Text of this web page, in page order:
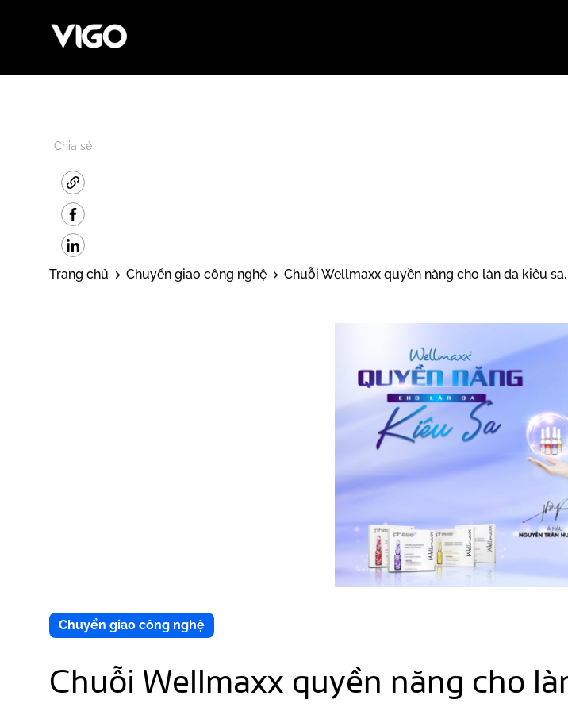
Chia sẻ
Trang chủ Chuyển giao công nghệ Chuỗi Wellmaxx quyền năng cho làn da kiêu
Chuyển giao công nghệ
Chuỗi Wellmaxx quyền năng cho